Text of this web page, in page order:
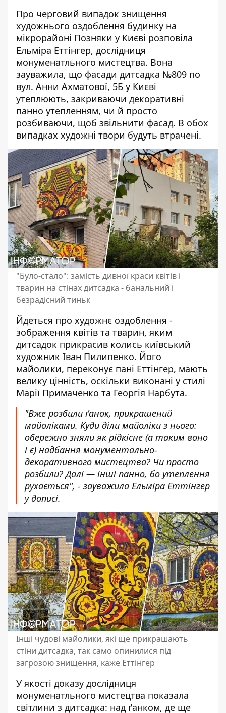
Про черговий випадок знищення
художнього оздоблення будинку на
мікрорайоні Позняки у Києві розповіла
Ельміра Еттінгер, дослідниця
монуменатльного мистецтва. Вона
зауважила, що фасади дитсадка №809 по
вул. Анни Ахматової, 5Б у Києві
утеплюють, закриваючи декоративні
панно утепленням, чи й просто
розбиваючи, щоб звільнити фасад. В обох
випадках художні твори будуть втрачені.
"Було-стало": замість дивної краси квітів і
тварин на стінах дитсадка - банальний і
безрадісний тиньк
Йдеться про художнє оздоблення -
зображення квітів та тварин, яким
дитсадок прикрасив колись київський
художник Іван Пилипенко. Його
майолики, переконує пані Еттінгер, мають
велику цінність, оскільки виконані у стилі
Марії Примаченко та Георгія Нарбута.
"Вже розбили ґанок, прикрашений
майоліками. Куди діли майоліки з нього:
обережно зняли як рідкісне (а таким воно
і є) надбання монументально-
декоративного мистецтва? Чи просто
розбили? Далі — інші панно, бо утеплення
рухається", - зауважила Ельміра Еттінгер
у дописі.
Інші чудові майолики, які ще прикрашають
стіни дитсадка, так само опинилися під
загрозою знищення, каже Еттінгер
У якості доказу дослідниця
монуменатльного мистецтва показала
світлини з дитсадка: над ґанком, де ще